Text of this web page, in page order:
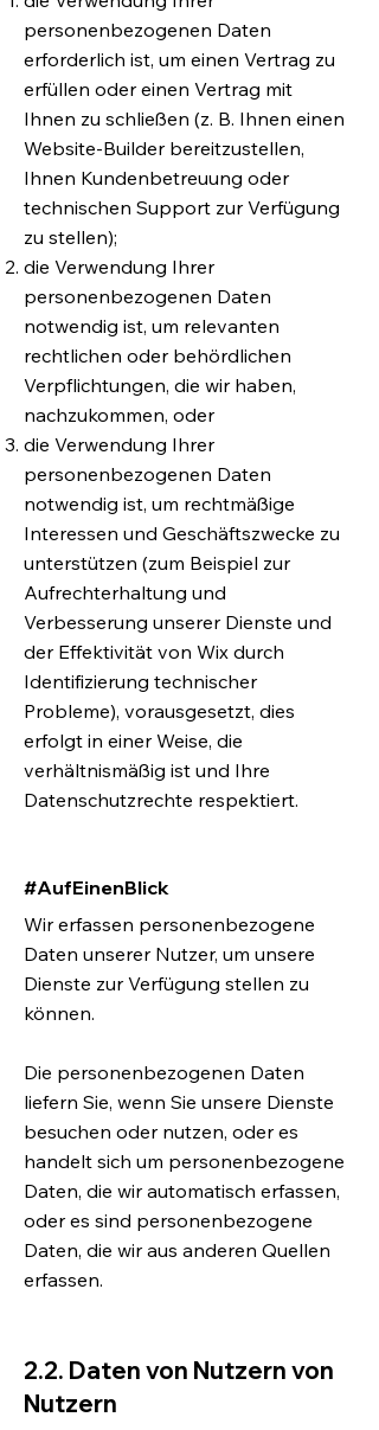
personenbezogenen Daten
erforderlich ist, um einen Vertrag zu
erfüllen oder einen Vertrag mit
Ihnen zu schließen (z. B. Ihnen einen
Website-Builder bereitzustellen,
Ihnen Kundenbetreuung oder
technischen Support zur Verfügung
zu stellen);
die Verwendung Ihrer
personenbezogenen Daten
notwendig ist, um relevanten
rechtlichen oder behördlichen
Verpflichtungen, die wir haben,
nachzukommen, oder
die Verwendung Ihrer
personenbezogenen Daten
notwendig ist, um rechtmäßige
Interessen und Geschäftszwecke zu
unterstützen (zum Beispiel zur
Aufrechterhaltung und
Verbesserung unserer Dienste und
der Effektivität von Wix durch
Identifizierung technischer
Probleme), vorausgesetzt, dies
erfolgt in einer Weise, die
verhältnismäßig ist und Ihre
Datenschutzrechte respektiert.
#AufEinenBlick
Wir erfassen personenbezogene
Daten unserer Nutzer, um unsere
Dienste zur Verfügung stellen zu
können.
Die personenbezogenen Daten
liefern Sie, wenn Sie unsere Dienste
besuchen oder nutzen, oder es
handelt sich um personenbezogene
Daten, die wir automatisch erfassen,
oder es sind personenbezogene
Daten, die wir aus anderen Quellen
erfassen.
2.2. Daten von Nutzern von
Nutzern